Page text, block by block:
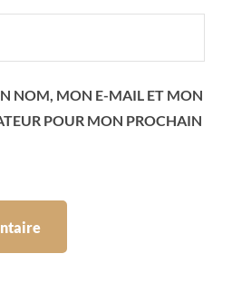
NOM, MON E-MAIL ET MON
POUR MON PROCHAIN